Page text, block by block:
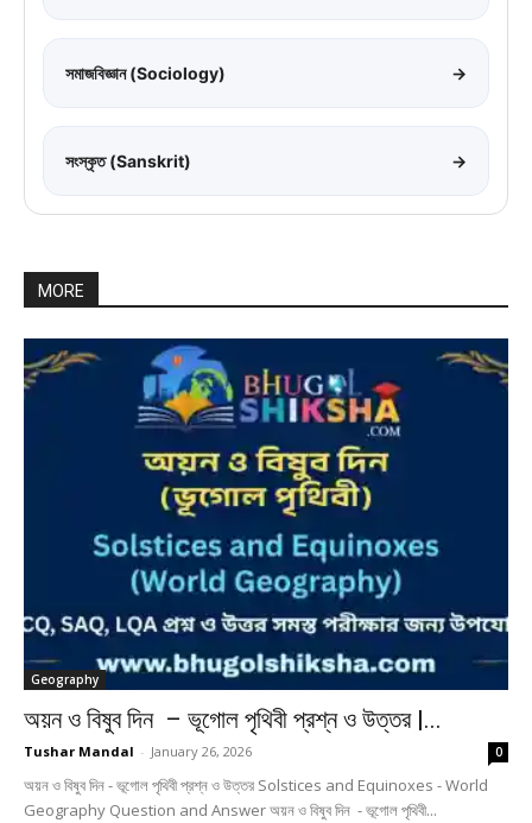
সমাজবিজ্ঞান (Sociology) →
সংস্কৃত (Sanskrit) →
MORE
Geography
অয়ন ও বিষুব দিন – ভূগোল পৃথিবী প্রশ্ন ও উত্তর |...
Tushar Mandal - January 26, 2026 0
অয়ন ও বিষুব দিন - ভূগোল পৃথিবী প্রশ্ন ও উত্তর Solstices and Equinoxes - World
Geography Question and Answer অয়ন ও বিষুব দিন - ভূগোল পৃথিবী...